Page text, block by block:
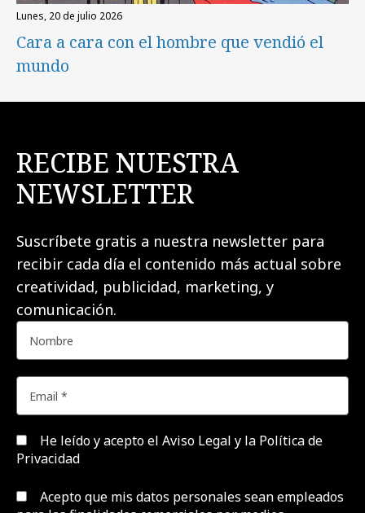
lunes, 20 de julio 2026
Cara a cara con el hombre que vendió el
mundo
RECIBE NUESTRA
NEWSLETTER
Suscríbete gratis a nuestra newsletter para
recibir cada día el contenido más actual sobre
creatividad, publicidad, marketing, y
comunicación.
He leído y acepto el Aviso Legal y la Política de
Privacidad
Acepto que mis datos personales sean empleados